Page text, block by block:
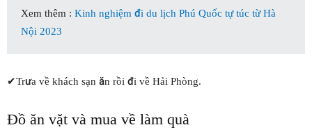
Xem thêm : Kinh nghiệm đi du lịch Phú Quốc tự túc từ Hà
Nội 2023
✔Trưa về khách sạn ăn rồi đi về Hải Phòng.
Đồ ăn vặt và mua về làm quà